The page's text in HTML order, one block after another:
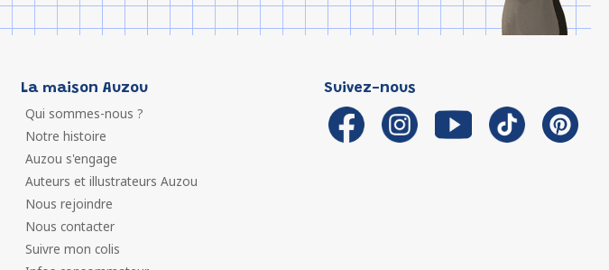
La maison Auzou
Qui sommes-nous ?
Notre histoire
Auzou s'engage
Auteurs et illustrateurs Auzou
Nous rejoindre
Nous contacter
Suivre mon colis
Suivez-nous